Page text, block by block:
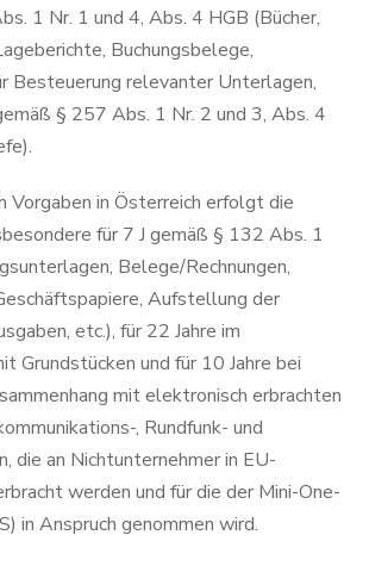
1 Nr. 1 und 4, Abs. 4 HGB (Bücher,
Buchungsbelege,
Besteuerung relevanter Unterlagen,
§ 257 Abs. 1 Nr. 2 und 3, Abs. 4
Vorgaben in Österreich erfolgt die
für 7 J gemäß § 132 Abs. 1
Belege/Rechnungen,
Aufstellung der
etc.), für 22 Jahre im
Grundstücken und für 10 Jahre bei
mit elektronisch erbrachten
, Rundfunk- und
die an Nichtunternehmer in EU-
werden und für die der Mini-One-
in Anspruch genommen wird.